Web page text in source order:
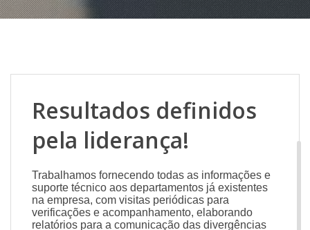
Resultados definidos
pela liderança!
Trabalhamos fornecendo todas as informações e
suporte técnico aos departamentos já existentes
na empresa, com visitas periódicas para
verificações e acompanhamento, elaborando
relatórios para a comunicação das divergências